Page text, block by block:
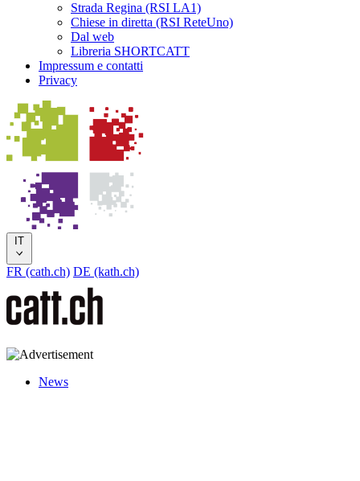
Strada Regina (RSI LA1)
Chiese in diretta (RSI ReteUno)
Dal web
Libreria SHORTCATT
Impressum e contatti
Privacy
IT
FR (cath.ch) DE (kath.ch)
News